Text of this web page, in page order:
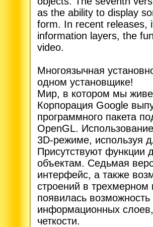
as the ability to display
form. In recent releases,
information layers, the
video.
Многоязычная
одном установщике!
Мир, в котором мы
Корпорация Google
программного пакета
OpenGL.
3D-режиме, используя
Присутствуют функции
объектам. Седьмая
интерфейс, а также
строений в
появилась
информационных
четкости.